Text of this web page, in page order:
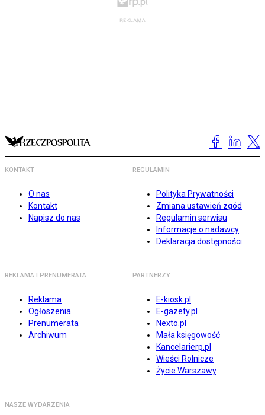
KONTAKT
O nas
Kontakt
Napisz do nas
REGULAMIN
Polityka Prywatności
Zmiana ustawień zgód
Regulamin serwisu
Informacje o nadawcy
Deklaracja dostępności
REKLAMA I PRENUMERATA
Reklama
Ogłoszenia
Prenumerata
Archiwum
PARTNERZY
E-kiosk.pl
E-gazety.pl
Nexto.pl
Mała księgowość
Kancelarierp.pl
Wieści Rolnicze
Życie Warszawy
NASZE WYDARZENIA